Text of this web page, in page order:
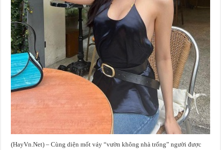
(HayVn.Net) – Cùng diện mốt váy “vườn không nhà trống” người được